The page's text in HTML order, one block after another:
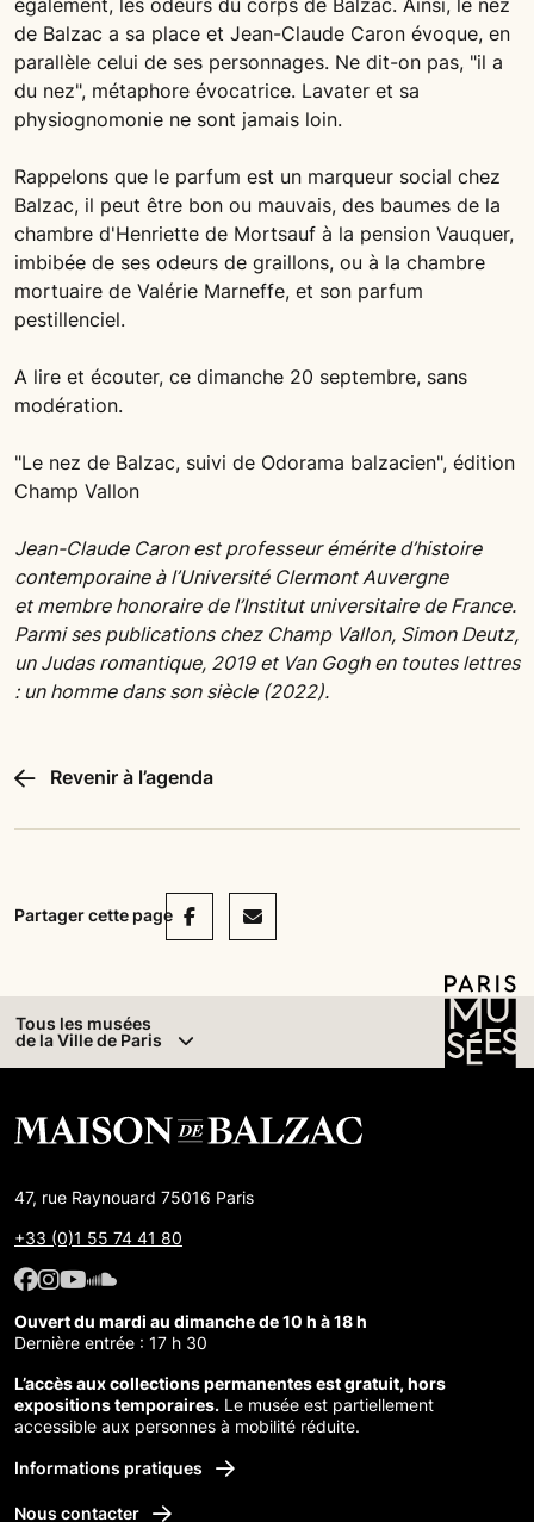
également, les odeurs du corps de Balzac. Ainsi, le nez
de Balzac a sa place et Jean-Claude Caron évoque, en
parallèle celui de ses personnages. Ne dit-on pas, "il a
du nez", métaphore évocatrice. Lavater et sa
physiognomonie ne sont jamais loin.
Rappelons que le parfum est un marqueur social chez
Balzac, il peut être bon ou mauvais, des baumes de la
chambre d'Henriette de Mortsauf à la pension Vauquer,
imbibée de ses odeurs de graillons, ou à la chambre
mortuaire de Valérie Marneffe, et son parfum
pestillenciel.
A lire et écouter, ce dimanche 20 septembre, sans
modération.
"Le nez de Balzac, suivi de Odorama balzacien", édition
Champ Vallon
Jean-Claude Caron est professeur émérite d’histoire
contemporaine à l’Université Clermont Auvergne
et membre honoraire de l’Institut universitaire de France.
Parmi ses publications chez Champ Vallon, Simon Deutz,
un Judas romantique, 2019 et Van Gogh en toutes lettres
: un homme dans son siècle (2022).
Revenir à l’agenda
Partager cette pageFacebook
Mail
Tous les musées
de la Ville de Paris
47, rue Raynouard 75016 Paris
+33 (0)1 55 74 41 80
Facebook : Maison de Balzac
Facebook : Maison de Balzac
Youtube : Maison de Balzac
SoundCloud : Maison de Balzac
Ouvert du mardi au dimanche de 10 h à 18 h
Dernière entrée : 17 h 30
L’accès aux collections permanentes est gratuit, hors
expositions temporaires. Le musée est partiellement
accessible aux personnes à mobilité réduite.
Informations pratiques
Nous contacter